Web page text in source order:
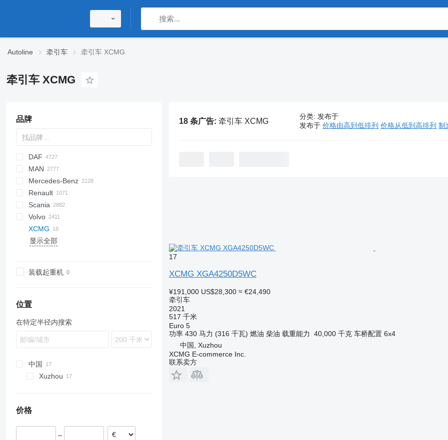
Autoline 牵引车 牵引车 XCMG
牵引车 XCMG
品牌
HD
DAF
AS
CF
LF
Pony
XD
XF
XG
SLT
CA
J7
JH6
1848
Cargo
E-series
F-MAX
Transit
Auman
BJ
CL
Cascadia
700
GENLYON
A-series
ZZ
Daily
EuroCargo
EuroStar
Eurotech
Magirus
S-Way
Stralis
Turbostar
7600
8600
ProStar
5410
T-series
W-series
MAN
F90
KAT
Lion's series
NL series
TGA
TGE
TGS
543205
CH
F-series
R-series
Mercedes-Benz
A-Class
Actros
Antos
Arocs
Atego
MB
Sprinter
Zetros
eActros
Canter
Cabstar
377
386
387
389
Renault
C-series
D-series
D Wide
G-series
Magnum
Master
Premium
T-series
ROC
Scania
G-series
K-series
L-series
R-series
F2000
F3000
H3000
X5000
371
375
380
NX
C7H
G7
1491
Phoenix
T-series
Crafter
LT
Volvo
A-series
C
FE
FMX
G-series
L-series
N-series
PL
4900
XCMG
显示全部
装载起重机
位置
在特定半径内搜索
中国
Xuzhou
价格
–
18 条广告: 牵引车 XCMG
分类: 发布于
发布于 价格由高到低排列 价格从低到高排列 制
17
XCMG XGA4250D5WC
¥191,000 US$28,300 ≈ €24,490
牵引车
2021
517 千米
Euro 5
功率 430 马力 (316 千瓦) 燃油 柴油 载重能力 40,000 千克 车桥配置 6x4
中国, Xuzhou
XCMG E-commerce Inc.
联系卖方